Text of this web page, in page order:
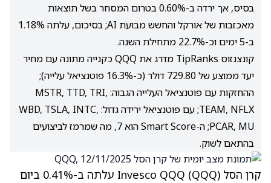
בסיס, אך ירדה ב-0.60% בטרום המסחר בשל תוצאות
מאכזבות של אורקל והחשש מבועת AI; בסיכום, עלתה 1.18%
ב-5 ימים וכ-22.7% מתחילת השנה.
קונצנזוס TipRanks מדרג את QQQ כקנייה מתונה עם מחיר
יעד ממוצע של 729.80 דולר (כ-16.3% פוטנציאל עלייה);
ההחזקות עם פוטנציאל העלייה הגבוה: MSTR, TTD, TRI,
TEAM, NFLX; עם פוטנציאל ירידה גדול: WBD, TSLA, INTC,
PCAR, MU; ה-Smart Score הוא 7, מה שמרמז לביצועים
בהתאם לשוק.
קרן הסל Invesco QQQ (QQQ) עלתה ב-0.41% ביום